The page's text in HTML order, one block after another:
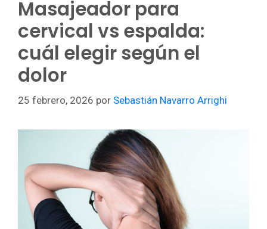
Masajeador para
cervical vs espalda:
cuál elegir según el
dolor
25 febrero, 2026 por Sebastián Navarro Arrighi